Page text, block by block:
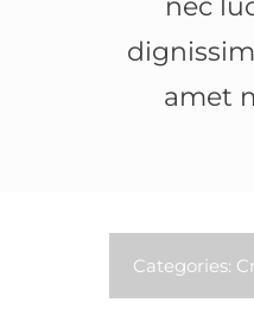
amet
Categories: